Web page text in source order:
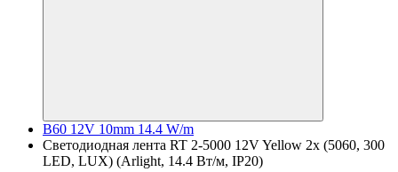
B60 12V 10mm 14.4 W/m
Светодиодная лента RT 2-5000 12V Yellow 2x (5060, 300
LED, LUX) (Arlight, 14.4 Вт/м, IP20)